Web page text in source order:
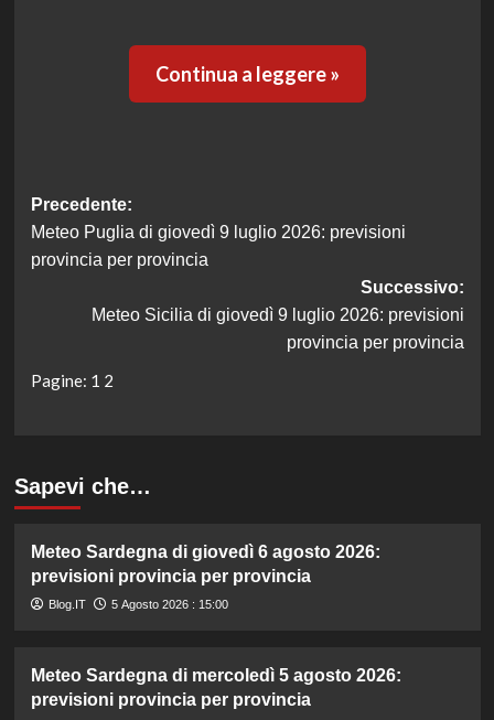
Continua a leggere »
Navigazione
articolo
Precedente:
Meteo Puglia di giovedì 9 luglio 2026: previsioni
provincia per provincia
Successivo:
Meteo Sicilia di giovedì 9 luglio 2026: previsioni
provincia per provincia
Pagine: 1 2
Sapevi che…
Meteo Sardegna di giovedì 6 agosto 2026:
previsioni provincia per provincia
Blog.IT 5 Agosto 2026 : 15:00
Meteo Sardegna di mercoledì 5 agosto 2026:
previsioni provincia per provincia